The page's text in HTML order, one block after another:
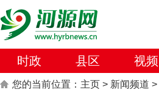
时政 县区 视频
您的当前位置： 主页 > 新闻频道 >